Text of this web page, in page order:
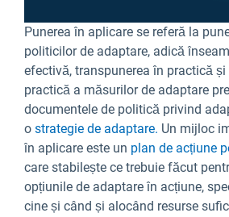
Punerea în aplicare se referă la
politicilor de adaptare, adică
efectivă, transpunerea în practică și
practică a măsurilor de adaptare
documentele de politică privind
o strategie de adaptare. Un mijloc
în aplicare este un plan de acțiune
care stabilește ce trebuie făcut
opțiunile de adaptare în acțiune,
cine și când și alocând resurse